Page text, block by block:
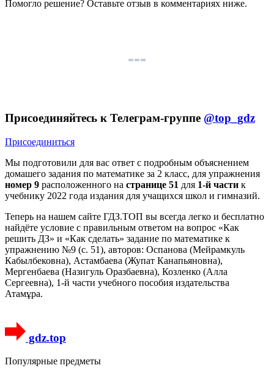
Помогло решение? Оставьте отзыв в комментариях ниже.
Присоединяйтесь к Телеграм-группе @top_gdz
Присоединиться
Мы подготовили для вас ответ c подробным объяснением
домашего задания по математике за 2 класс, для упражнения
номер 9 расположенного на странице 51 для 1-й части к
учебнику 2022 года издания для учащихся школ и гимназий.
Теперь на нашем сайте ГДЗ.ТОП вы всегда легко и бесплатно
найдёте условие с правильным ответом на вопрос «Как
решить ДЗ» и «Как сделать» задание по математике к
упражнению №9 (с. 51), авторов: Оспанова (Мейрамкуль
Кабылбековна), Астамбаева (Жупат Канапьяновна),
Мергенбаева (Назигуль Оразбаевна), Козленко (Алла
Сергеевна), 1-й части учебного пособия издательства
Атамұра.
gdz.top
Популярные предметы